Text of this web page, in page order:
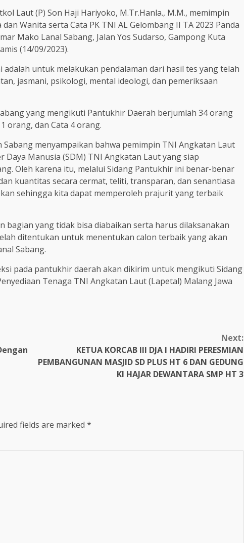
Laut (P) Son Haji Hariyoko, M.Tr.Hanla., M.M., memimpin
Wanita serta Cata PK TNI AL Gelombang II TA 2023 Panda
Mako Lanal Sabang, Jalan Yos Sudarso, Gampong Kuta
(14/09/2023).
untuk melakukan pendalaman dari hasil tes yang telah
jasmani, psikologi, mental ideologi, dan pemeriksaan
yang mengikuti Pantukhir Daerah berjumlah 34 orang
orang, dan Cata 4 orang.
menyampaikan bahwa pemimpin TNI Angkatan Laut
Manusia (SDM) TNI Angkatan Laut yang siap
Oleh karena itu, melalui Sidang Pantukhir ini benar-benar
kuantitas secara cermat, teliti, transparan, dan senantiasa
sehingga kita dapat memperoleh prajurit yang terbaik
yang tidak bisa diabaikan serta harus dilaksanakan
ditentukan untuk menentukan calon terbaik yang akan
Sabang.
pada pantukhir daerah akan dikirim untuk mengikuti Sidang
Tenaga TNI Angkatan Laut (Lapetal) Malang Jawa
Next:
KETUA KORCAB III DJA I HADIRI PERESMIAN
PEMBANGUNAN MASJID SD PLUS HT 6 DAN GEDUNG
KI HAJAR DEWANTARA SMP HT 3
fields are marked *